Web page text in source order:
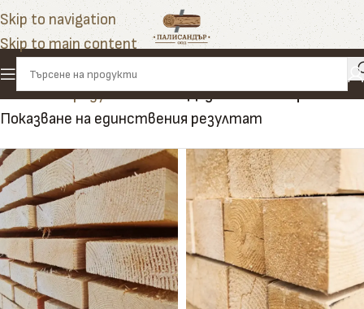
Skip to navigation
Skip to main content
Начало»Продукти»капак Дадан-Блат 10 рамков
Показване на единствения резултат